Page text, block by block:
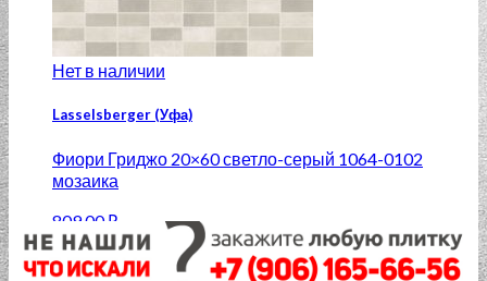
Нет в наличии
Lasselsberger (Уфа)
Фиори Гриджо 20×60 светло-серый 1064-0102
мозаика
809.00 ₽
Добавить в список желаний